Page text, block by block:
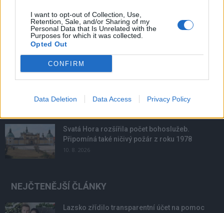
I want to opt-out of Collection, Use,
Retention, Sale, and/or Sharing of my
Personal Data that Is Unrelated with the
Purposes for which it was collected.
Opted Out
CONFIRM
Data Deletion Data Access Privacy Policy
NOVINKY
Nález munice může skončit tragicky. Policie
radí, jak správně postupovat
10. 8. 2026
Hygienici kontrolují dětské tábory. Více než
10. 8. 2026
Svatá Hora rozšířila počet bohoslužeb.
Připomíná také ničivý požár z roku 1978
10. 8. 2026
NEJČTENĚJŠÍ ČLÁNKY
Lazsko zřídilo transparentní účet na pomoc